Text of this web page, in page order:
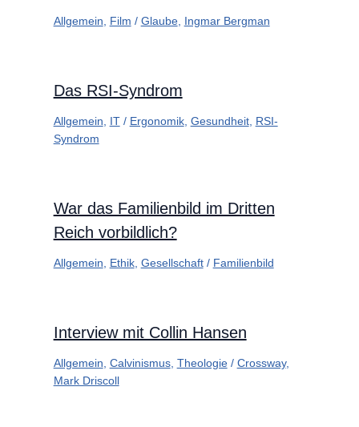
Allgemein Film / Glaube, Ingmar Bergman
Das RSI-Syndrom
Allgemein IT/ Ergonomik, Gesundheit, RSI-
Syndrom
War das Familienbild im Dritten
Reich vorbildlich?
Allgemein Ethik, Gesellschaft/ Familienbild
Interview mit Collin Hansen
Allgemein Calvinismus, Theologie/ Crossway,
Mark Driscoll